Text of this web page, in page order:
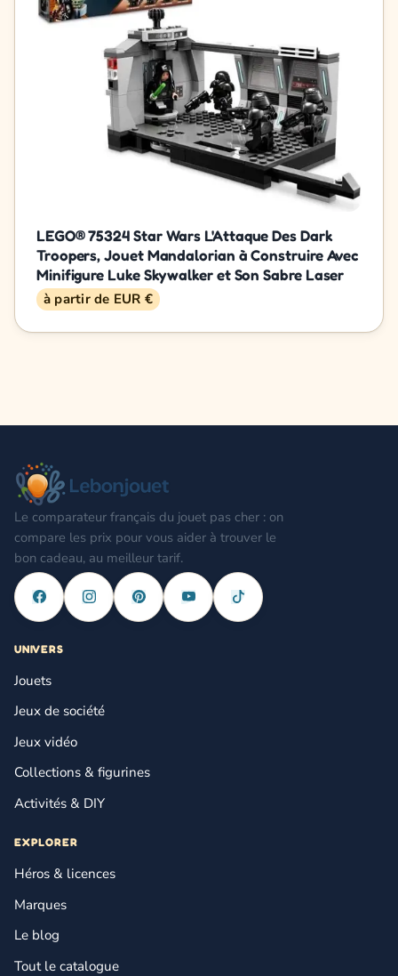
LEGO® 75324 Star Wars L'Attaque Des Dark
Troopers, Jouet Mandalorian à Construire Avec
Minifigure Luke Skywalker et Son Sabre Laser
à partir de EUR €
Le comparateur français du jouet pas cher : on
compare les prix pour vous aider à trouver le
bon cadeau, au meilleur tarif.
UNIVERS
Jouets
Jeux de société
Jeux vidéo
Collections & figurines
Activités & DIY
EXPLORER
Héros & licences
Marques
Le blog
Tout le catalogue